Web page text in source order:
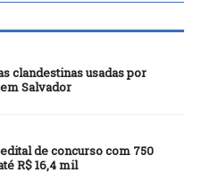
clandestinas usadas por
Salvador
de concurso com 750
R$ 16,4 mil